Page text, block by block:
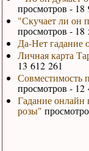
просмотров - 18
"Скучает ли он
просмотров - 18
Да-Нет гадание
Личная карта
13 612 261
Совместимость
просмотров - 12
Гадание онлайн
розы"